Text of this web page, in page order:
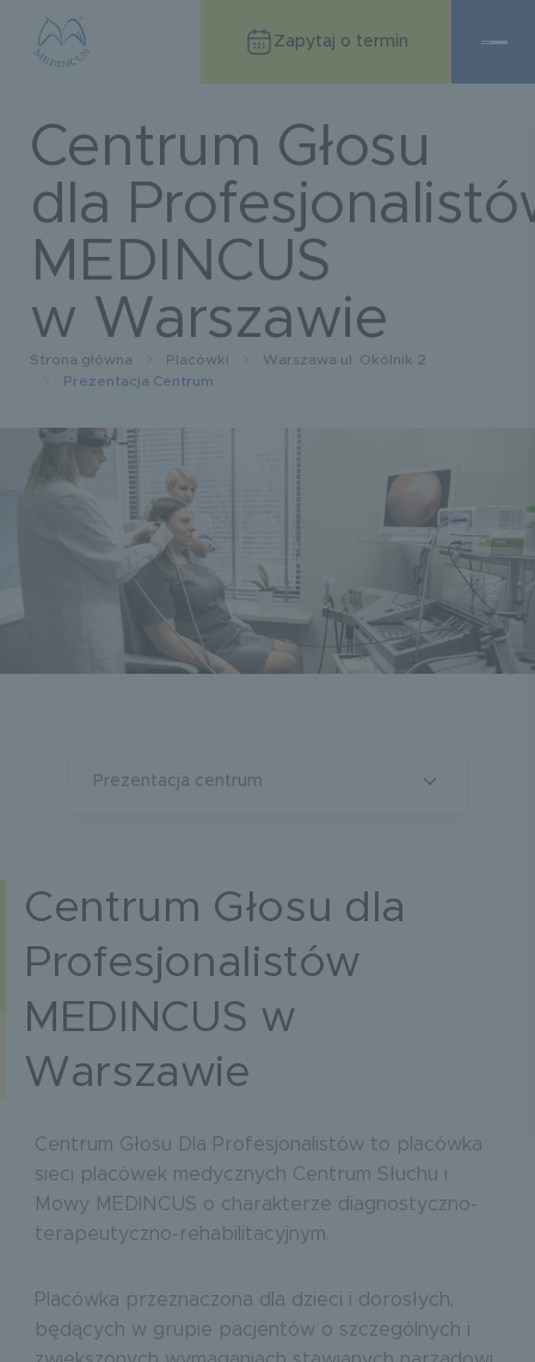
Zapytaj o termin
Centrum Głosu
dla
MEDINCUS
w Warszawie
Strona główna Placówki
Warszawa ul. Okólnik 2
Prezentacja Centrum
prezentacja centrum
Centrum Głosu dla
Profesjonalistów
MEDINCUS w
Warszawie
Centrum Głosu Dla Profesjonalistów to placówka
sieci placówek medycznych Centrum Słuchu i
Mowy MEDINCUS o charakterze diagnostyczno-
terapeutyczno-rehabilitacyjnym.
Placówka przeznaczona dla dzieci i dorosłych,
będących w grupie pacjentów o szczególnych i